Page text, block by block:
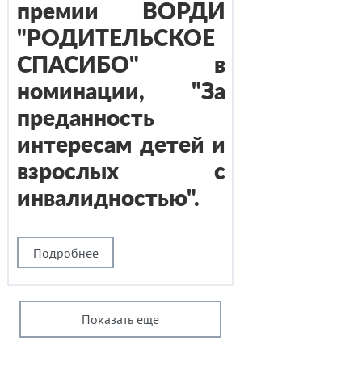
Подробнее
премии ВОРДИ
"РОДИТЕЛЬСКОЕ
СПАСИБО" в
номинации, "За
преданность
интересам детей и
взрослых с
инвалидностью".
Показать еще